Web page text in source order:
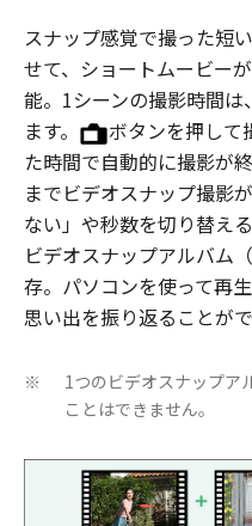
スナップ感覚で撮った短
せて、ショートムービー
能。1シーンの撮影時間は
ます。
ボタンを押して
た時間で自動的に撮影が
までビデオスナップ撮影
ない」や秒数を切り替え
ビデオスナップアルバム
存。パソコンを使って再
思い出を振り返ることがで
※
1つのビデオスナップア
ことはできません。